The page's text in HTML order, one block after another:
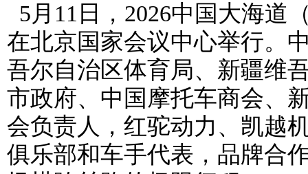
5月11日，2026中国大海道
在北京国家会议中心举行。
吾尔自治区体育局、新疆维
市政府、中国摩托车商会、
会负责人，红驼动力、凯越
俱乐部和车手代表，品牌合